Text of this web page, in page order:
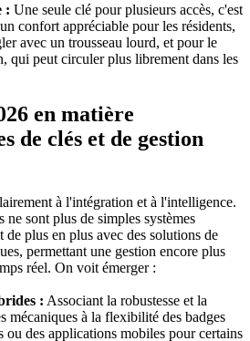
: Une seule clé pour plusieurs accès, c'est
confort appréciable pour les résidents,
avec un trousseau lourd, et pour le
qui peut circuler plus librement dans les
en matière
de clés et de gestion
à l'intégration et à l'intelligence.
ne sont plus de simples systèmes
plus en plus avec des solutions de
permettant une gestion encore plus
réel. On voit émerger :
: Associant la robustesse et la
mécaniques à la flexibilité des badges
ou des applications mobiles pour certains